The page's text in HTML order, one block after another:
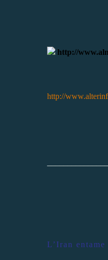
http://
http://
L’Iran